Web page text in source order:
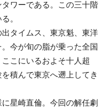
ワーである。この三十階
。
タイムス、東京魁、東洋
今が旬の脂が乗った全国
こにいるおよそ十人超
積んで東京へ遡上してき
星崎直倫。今回の解任劇